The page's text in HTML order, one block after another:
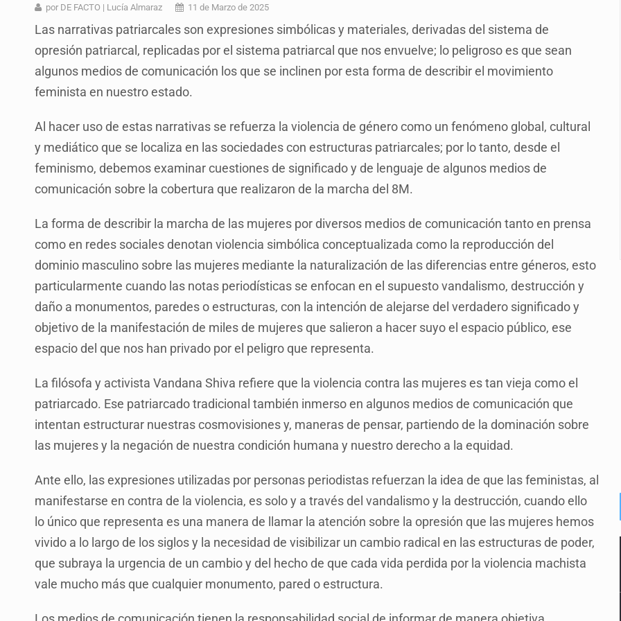
Ex policía es detenido por agresión y amenzas contra su pareja
Vecinos de Mirador de San Isidro denuncian tala; IJALVI lo niega
Reporta 627 acciones tras inundación en Balcones de Oblatos
Fiscalía continúa búsqueda de Ricardo Cabezas Talavera
Identifican a más implicados en crimen de Valeria
Capturan a secuestradora buscada desde 2012
por DE FACTO | Lucía Almaraz 11 de Marzo de 2025
Las narrativas patriarcales son expresiones simbólicas y materiales, derivadas del sistema de
opresión patriarcal, replicadas por el sistema patriarcal que nos envuelve; lo peligroso es que sean
algunos medios de comunicación los que se inclinen por esta forma de describir el movimiento
feminista en nuestro estado.
Al hacer uso de estas narrativas se refuerza la violencia de género como un fenómeno global, cultural
y mediático que se localiza en las sociedades con estructuras patriarcales; por lo tanto, desde el
feminismo, debemos examinar cuestiones de significado y de lenguaje de algunos medios de
comunicación sobre la cobertura que realizaron de la marcha del 8M.
La forma de describir la marcha de las mujeres por diversos medios de comunicación tanto en prensa
como en redes sociales denotan violencia simbólica conceptualizada como la reproducción del
dominio masculino sobre las mujeres mediante la naturalización de las diferencias entre géneros, esto
particularmente cuando las notas periodísticas se enfocan en el supuesto vandalismo, destrucción y
daño a monumentos, paredes o estructuras, con la intención de alejarse del verdadero significado y
objetivo de la manifestación de miles de mujeres que salieron a hacer suyo el espacio público, ese
espacio del que nos han privado por el peligro que representa.
La filósofa y activista Vandana Shiva refiere que la violencia contra las mujeres es tan vieja como el
patriarcado. Ese patriarcado tradicional también inmerso en algunos medios de comunicación que
intentan estructurar nuestras cosmovisiones y, maneras de pensar, partiendo de la dominación sobre
las mujeres y la negación de nuestra condición humana y nuestro derecho a la equidad.
Ante ello, las expresiones utilizadas por personas periodistas refuerzan la idea de que las feministas, al
manifestarse en contra de la violencia, es solo y a través del vandalismo y la destrucción, cuando ello
lo único que representa es una manera de llamar la atención sobre la opresión que las mujeres hemos
vivido a lo largo de los siglos y la necesidad de visibilizar un cambio radical en las estructuras de poder,
que subraya la urgencia de un cambio y del hecho de que cada vida perdida por la violencia machista
vale mucho más que cualquier monumento, pared o estructura.